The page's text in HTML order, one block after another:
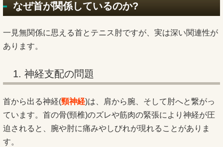
なぜ首が関係しているのか?
一見無関係に思える首とテニス肘ですが、実は深い関連性が
あります。
1. 神経支配の問題
首から出る神経(頸神経)は、肩から腕、そして肘へと繋がっ
ています。首の骨(頸椎)のズレや筋肉の緊張により神経が圧
迫されると、腕や肘に痛みやしびれが現れることがありま
す。